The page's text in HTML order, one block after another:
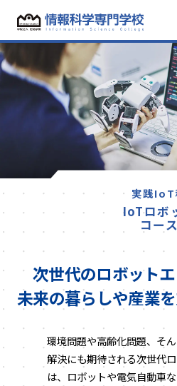
実践IoT
IoTロボ
コース
次世代のロボット
未来の暮らしや産業
環境問題や高齢化問題、そ
解決にも期待される次世代
は、ロボットや電気自動車